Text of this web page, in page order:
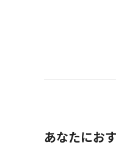
あなたにお